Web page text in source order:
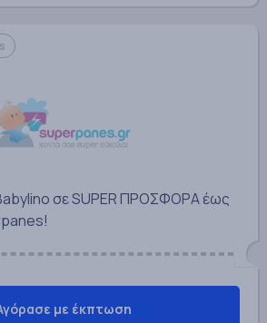
σε SUPER ΠΡΟΣΦΟΡΑ έως
με έκπτωση